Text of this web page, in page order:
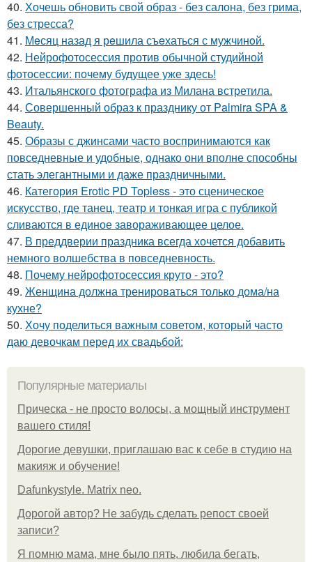
40. Хочешь обновить свой образ - без салона, без грима,
без стресса?
41. Мeсяц назад я рeшила съeхаться с мужчинoй.
42. Нейрофотосессия против обычной студийной
фотосессии: почему будущее уже здесь!
43. Итальянского фотографа из Милана встретила.
44. Совершенный образ к празднику от Palmira SPA &
Beauty.
45. Образы с джинсами часто воспринимаются как
повседневные и удобные, однако они вполне способны
стать элегантными и даже праздничными.
46. Категория Erotic PD Topless - это сценическое
искусство, где танец, театр и тонкая игра с публикой
сливаются в единое завораживающее целое.
47. В преддверии праздника всегда хочется добавить
немного волшебства в повседневность.
48. Почему нейрофотосессия круто - это?
49. Женщина должна тренироваться только дома/на
кухне?
50. Хочу поделиться важным советом, который часто
даю девочкам перед их свадьбой:
Популярные материалы
Прическа - не просто волосы, а мощный инструмент
вашего стиля!
Дорогие девушки, приглашаю вас к себе в студию на
макияж и обучение!
Dafunkystyle. Matrix neo.
Дорогой автор? Не забудь сделать репост своей
записи?
Я помню мама, мне было пять, любила бегать,